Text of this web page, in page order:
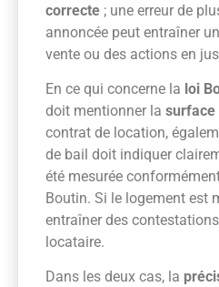
correcte ; une erreur de
annoncée peut entraîner
vente ou des actions en
En ce qui concerne la loi
doit mentionner la surface
contrat de location,
de bail doit indiquer
été mesurée
Boutin. Si le logement est
entraîner des
locataire.
Dans les deux cas, la